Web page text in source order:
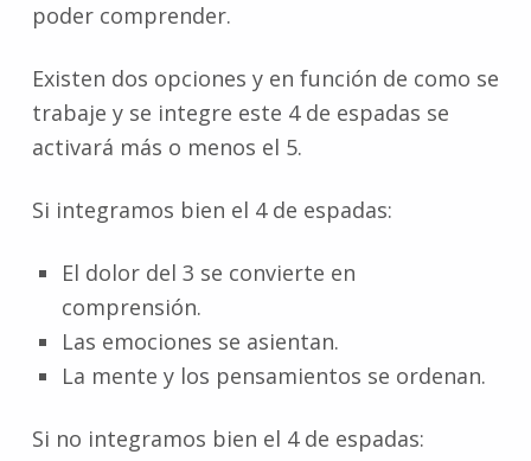
poder comprender.
Existen dos opciones y en función de como se
trabaje y se integre este 4 de espadas se
activará más o menos el 5.
Si integramos bien el 4 de espadas:
El dolor del 3 se convierte en
comprensión.
Las emociones se asientan.
La mente y los pensamientos se ordenan.
Si no integramos bien el 4 de espadas: